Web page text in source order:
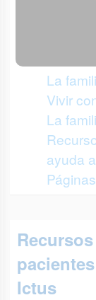
La
Vivir
La
ayuda
Ictus